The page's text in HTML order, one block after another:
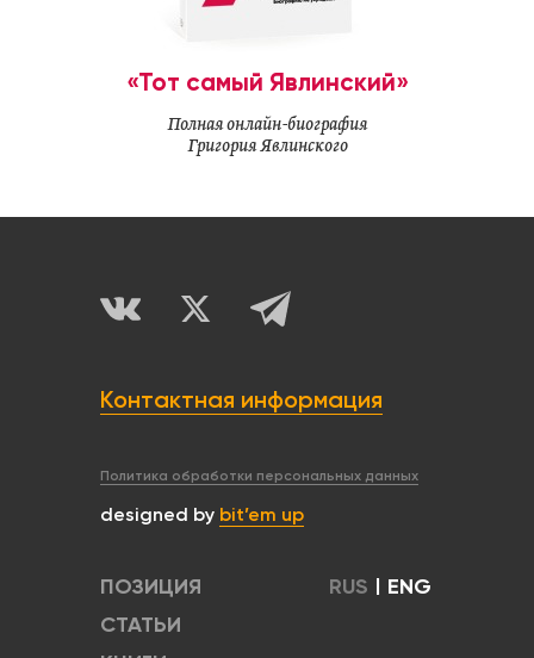
«Тот самый Явлинский»
Полная онлайн-биография
Григория Явлинского
Контактная информация
Политика обработки персональных данных
designed by bit’em up
ПОЗИЦИЯ
СТАТЬИ
RUS | ENG